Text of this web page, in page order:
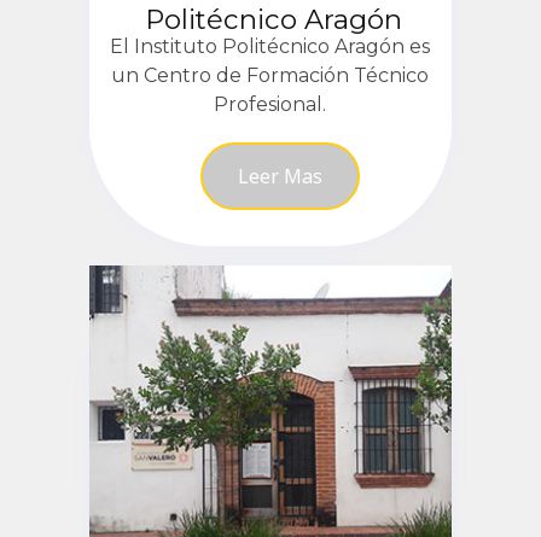
Politécnico Aragón
El Instituto Politécnico Aragón es
un Centro de Formación Técnico
Profesional.
Leer Mas